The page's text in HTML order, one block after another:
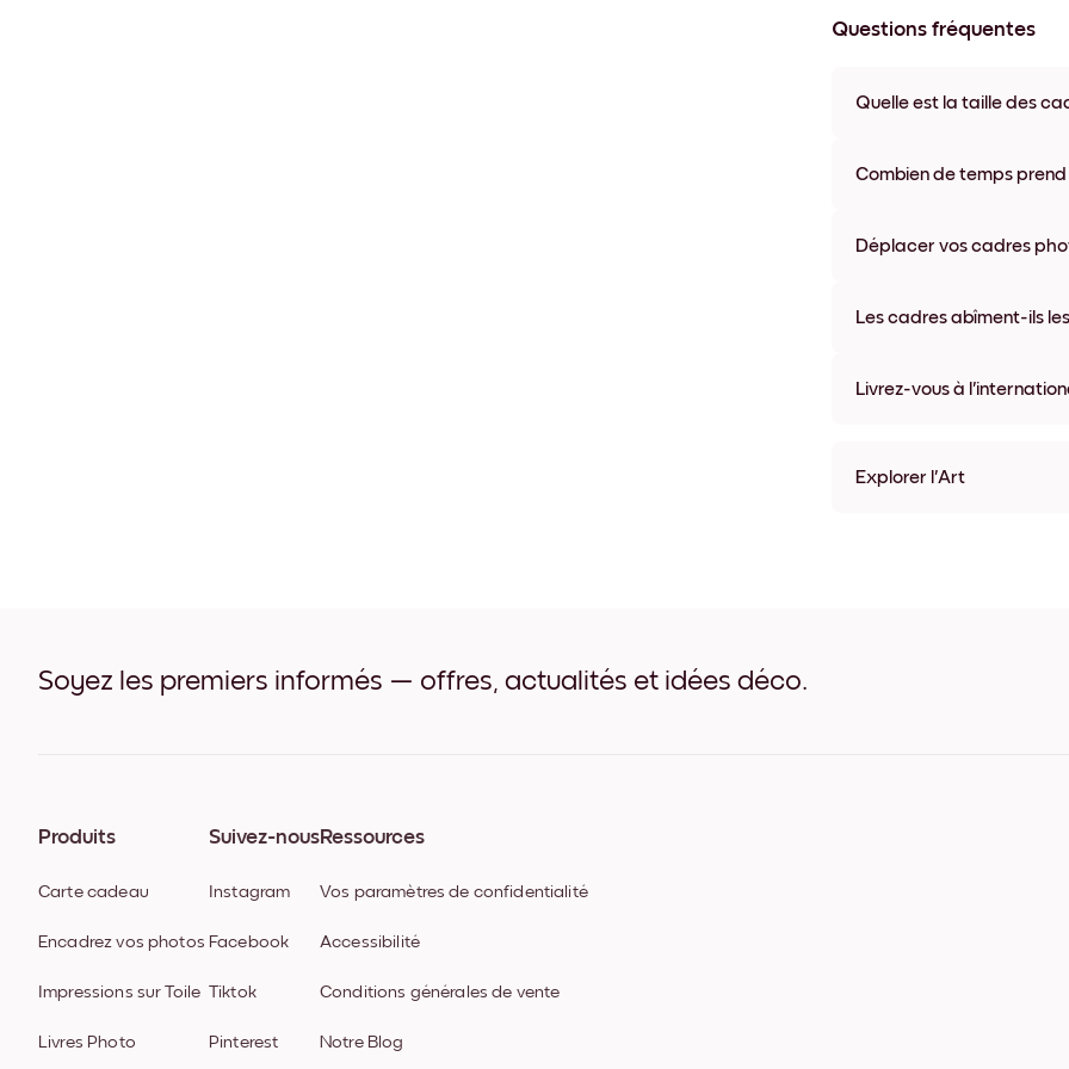
Questions fréquentes
Quelle est la taille des
coloris disponibles, y compris
Combien de temps prend
semaine. Livraison express
Déplacer vos cadres
abîmer vos murs.
Les cadres abîment-ils
Livrez-vous à
Explorer l'Art
Soyez les premiers informés — offres, actualités et idées déco.
Produits
Carte cadeau
Encadrez vos photos
Impressions sur Toile
Livres Photo
Suivez-nous
Instagram
Facebook
Tiktok
Pinterest
Ressources
Vos paramètres de confidentialité
Accessibilité
Conditions générales de vente
Notre Blog